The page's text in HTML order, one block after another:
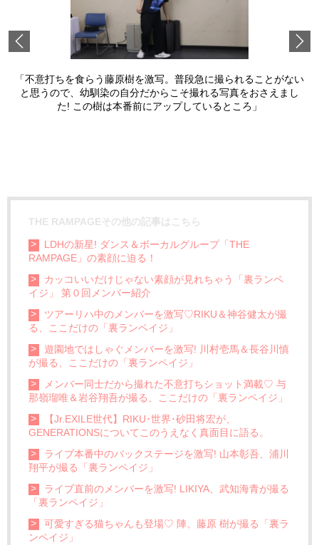
Previous
「不意打ちを食らう藤原樹を激写。普段急に撮られることがない
と思うので、幼馴染の自分だからこそ撮れる写真をおさえまし
た! この樹は本番前にアップしているところ」
THE RAMPAGEその他の記事はこちら
LDHの新星! ダンス＆ボーカルグループ「THE
RAMPAGE」の素顔に迫る！
カッコいいだけじゃない素顔が見れちゃう「裏ランペ
イジ」 第０回メンバー紹介
ツアーリハ中のメンバーを激写♡RIKU＆神谷健太が撮
る、ここだけの「裏ランペイジ」
遊園地ではしゃぐメンバーを激写! 川村壱馬＆長谷川慎
が撮る、ここだけの「裏ランペイジ」
メンバー同士だから撮れた不意打ちショット満載♡ 与
那嶺瑠唯＆岩谷翔吾が撮る、ここだけの「裏ランペイジ」
【Jr.EXILE世代】RIKU･世界･砂田将宏が、
GENERATIONSについてこのうえなく真面目に語る。
ライブ本番中のバックステージを激写! 山本彰吾、浦川
翔平が撮る「裏ランペイジ」
ライブ直前のメンバーを激写! LIKIYA、武知海青が撮る
「裏ランペイジ」
可愛すぎる猫ちゃんも登場♡ 陣、藤原 樹が撮る「裏ラ
ンペイジ」